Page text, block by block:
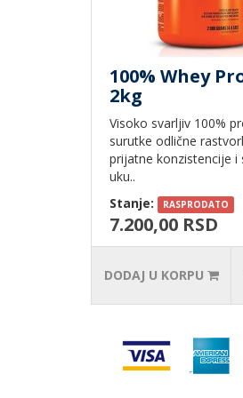
100% Whey
2kg
Visoko svarljiv 100%
surutke odlične
prijatne konzistencije i
uku..
Stanje:
RASPRODATO
7.200,00 RSD
DODAJ U KORPU